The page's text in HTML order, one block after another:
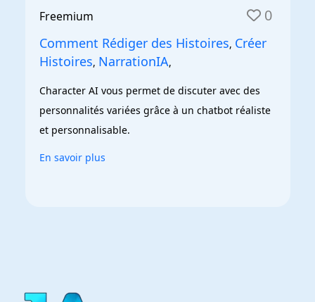
Freemium 0
Comment Rédiger des Histoires, Créer
Histoires, NarrationIA,
Character AI vous permet de discuter avec des
personnalités variées grâce à un chatbot réaliste
et personnalisable.
En savoir plus